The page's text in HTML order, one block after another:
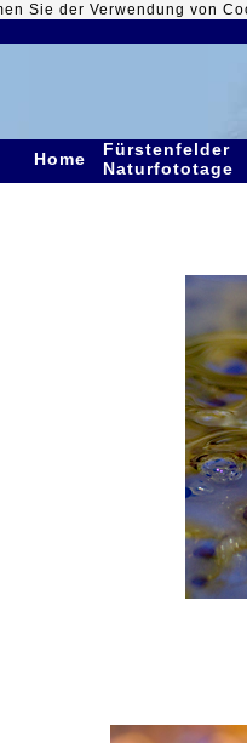
Sie der Verwendung von
Home
Fürstenfelder
Naturfototage